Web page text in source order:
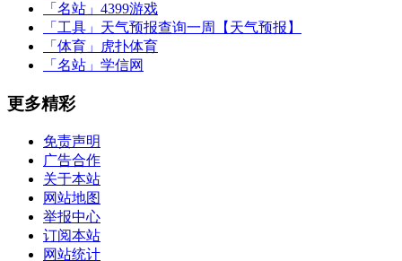
「名站」 4399游戏
「工具」 天气预报查询一周【天气预报】
「体育」
虎扑体育
「名站」 学信网
更多精彩
免责声明
广告合作
关于本站
网站地图
举报中心
订阅本站
网站统计